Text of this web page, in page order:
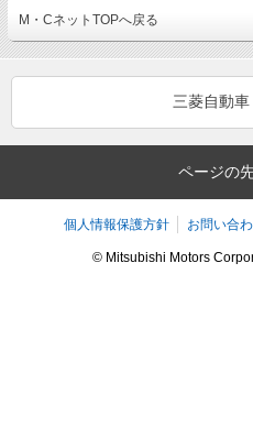
M・CネットTOPへ戻る
三菱自動車
ページの
個人情報保護方針 お問い合
© Mitsubishi Motors